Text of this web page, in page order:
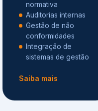
normativa
Auditorias internas
Gestão de não
conformidades
Integração de
sistemas de gestão
Saiba mais